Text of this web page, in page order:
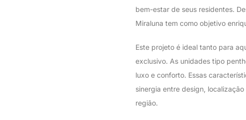
bem-estar de seus residentes.
Miraluna tem como objetivo
Este projeto é ideal tanto para
exclusivo. As unidades tipo
luxo e conforto. Essas
sinergia entre design,
região.